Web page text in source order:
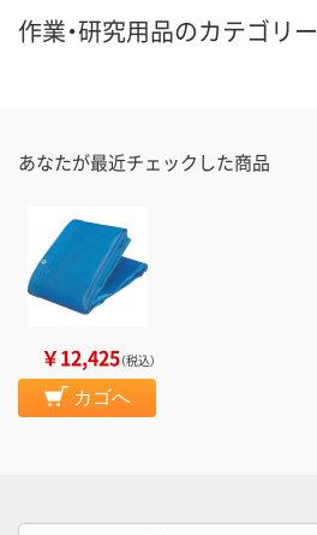
作業・研究用品のカテゴリー
あなたが最近チェックした商品
￥12,425（税込）
カゴへ